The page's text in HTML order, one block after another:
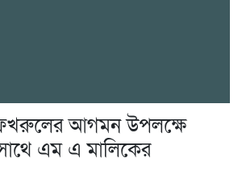
ফখরুলের আগমন উপলক্ষে
এম এ মালিকের